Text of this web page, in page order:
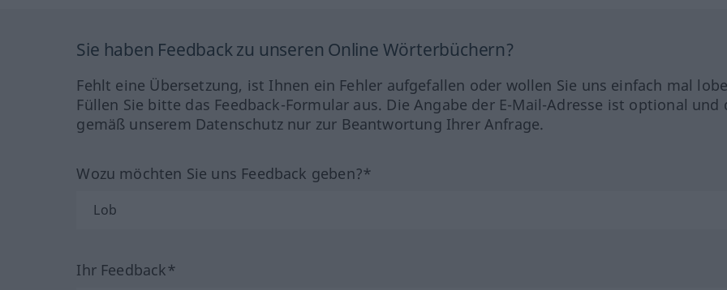
Sie haben Feedback zu unseren Online Wörterbüchern?
Fehlt eine Übersetzung, ist Ihnen ein Fehler aufgefallen oder wollen Sie uns einfach mal
Füllen Sie bitte das Feedback-Formular aus. Die Angabe der E-Mail-Adresse ist optional und
gemäß unserem Datenschutz nur zur Beantwortung Ihrer Anfrage.
Wozu möchten Sie uns Feedback geben?*
Ihr Feedback*